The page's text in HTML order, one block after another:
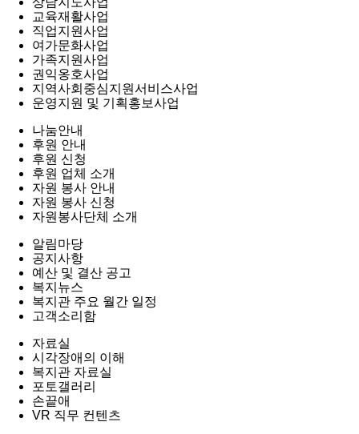
교육재활사업
직업지원사업
여가문화사업
가족지원사업
권익옹호사업
지역사회중심지원서비스사업
운영지원 및 기획홍보사업
나눔안내
후원 안내
후원 신청
후원 업체 소개
자원 봉사 안내
자원 봉사 신청
자원봉사단체 소개
알림마당
공지사항
예산 및 결산 공고
복지뉴스
복지관 주요 월간 일정
고객소리함
자료실
시각장애의 이해
복지관 자료실
포토갤러리
손끝애
VR 직무 컨텐츠